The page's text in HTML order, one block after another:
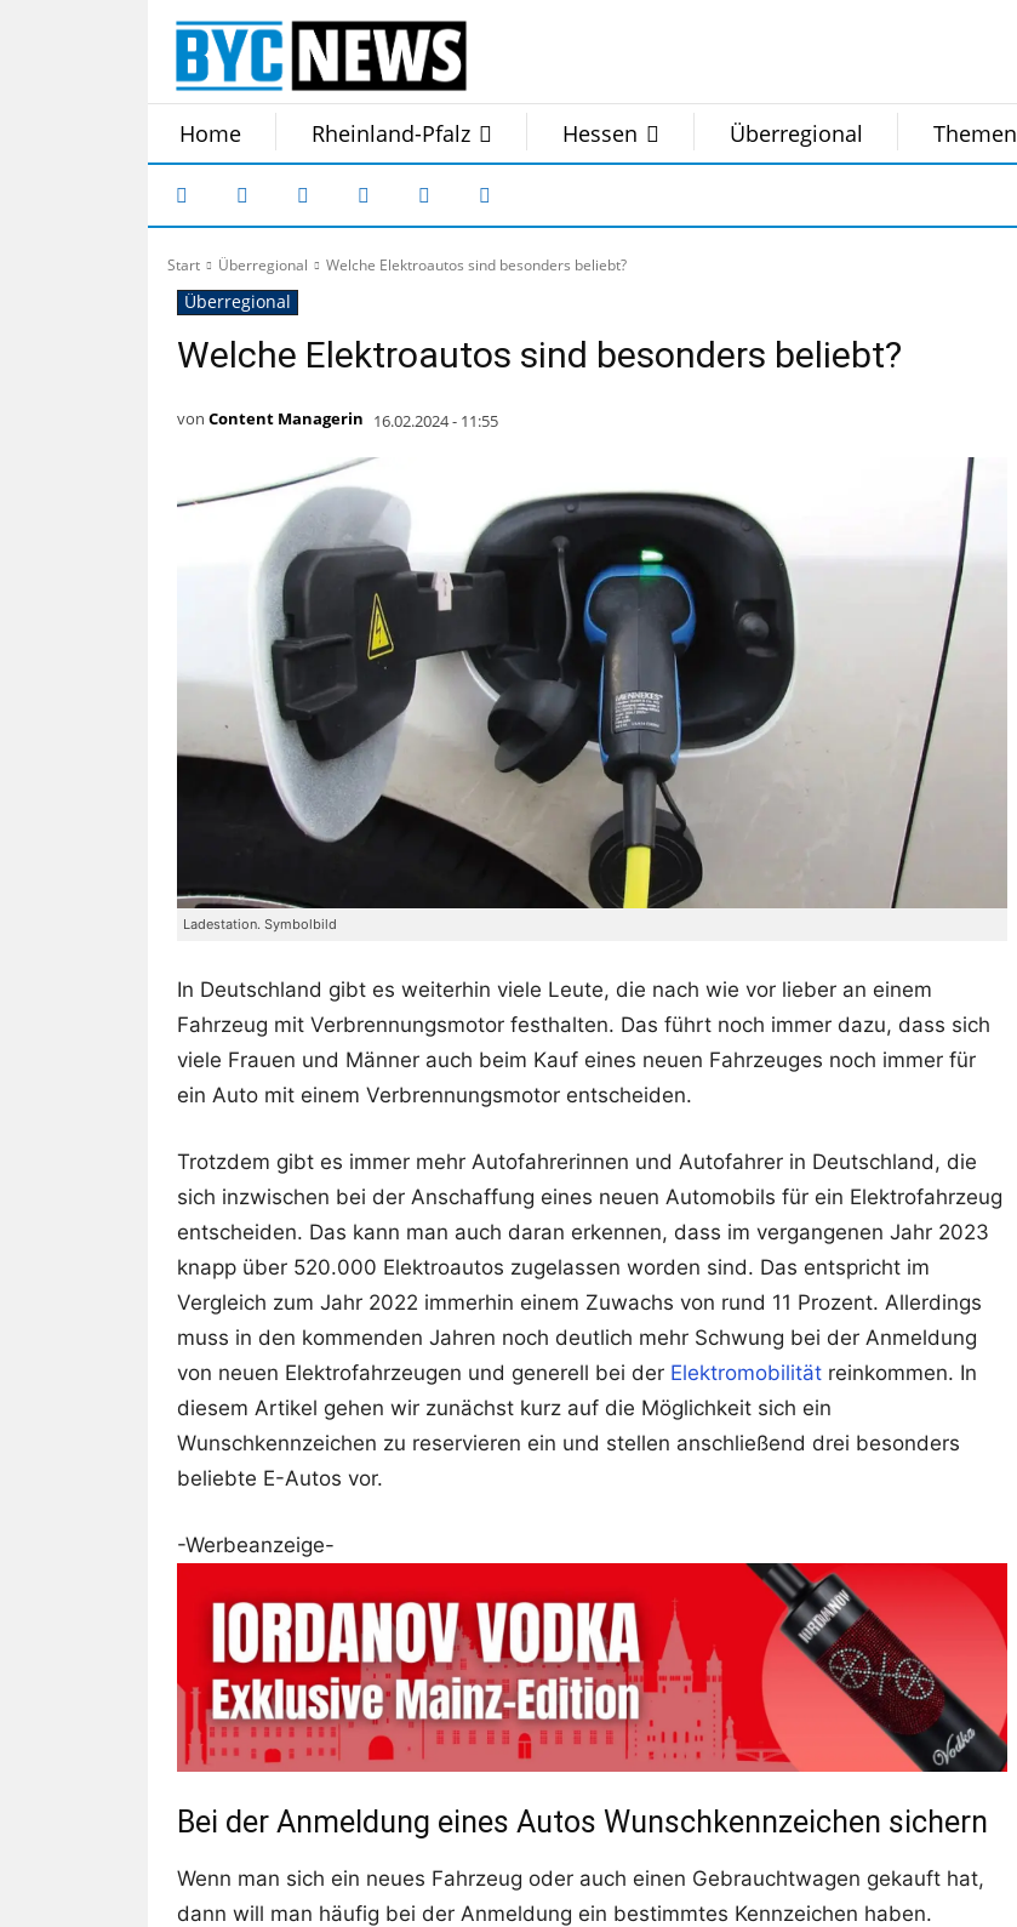
Home Rheinland-Pfalz Hessen Überregional Themen
Start Überregional Welche Elektroautos sind besonders beliebt?
Überregional
Welche Elektroautos sind besonders beliebt?
von Content Managerin 16.02.2024 - 11:55
Ladestation. Symbolbild
In Deutschland gibt es weiterhin viele Leute, die nach wie vor lieber an einem
Fahrzeug mit Verbrennungsmotor festhalten. Das führt noch immer dazu, dass sich
viele Frauen und Männer auch beim Kauf eines neuen Fahrzeuges noch immer für
ein Auto mit einem Verbrennungsmotor entscheiden.
Trotzdem gibt es immer mehr Autofahrerinnen und Autofahrer in Deutschland, die
sich inzwischen bei der Anschaffung eines neuen Automobils für ein Elektrofahrzeug
entscheiden. Das kann man auch daran erkennen, dass im vergangenen Jahr 2023
knapp über 520.000 Elektroautos zugelassen worden sind. Das entspricht im
Vergleich zum Jahr 2022 immerhin einem Zuwachs von rund 11 Prozent. Allerdings
muss in den kommenden Jahren noch deutlich mehr Schwung bei der Anmeldung
von neuen Elektrofahrzeugen und generell bei der Elektromobilität reinkommen. In
diesem Artikel gehen wir zunächst kurz auf die Möglichkeit sich ein
Wunschkennzeichen zu reservieren ein und stellen anschließend drei besonders
beliebte E-Autos vor.
-Werbeanzeige-
Bei der Anmeldung eines Autos Wunschkennzeichen sichern
Wenn man sich ein neues Fahrzeug oder auch einen Gebrauchtwagen gekauft hat,
dann will man häufig bei der Anmeldung ein bestimmtes Kennzeichen haben.